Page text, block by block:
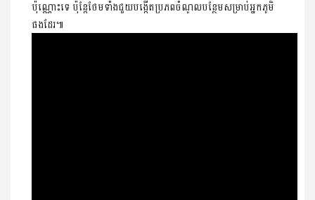
ប៉ុណ្ណោះទេ ប៉ុន្តែថែមទាំងជួយបង្កើតប្រភពចំណូលបន្ថែមសម្រាប់អ្នកភូមិ
ផងដែរ៕